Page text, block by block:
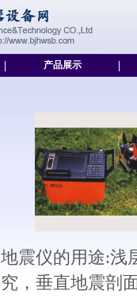
产品展示
地震仪的用途:浅
究，垂直地震剖